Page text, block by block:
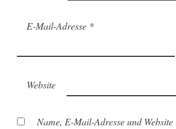
E-Mail-Adresse *
Website
Name, E-Mail-Adresse und